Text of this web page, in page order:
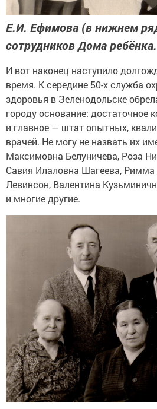
Е.И. Ефимова (в нижнем
сотрудников Дома
И вот наконец наступило
время. К середине 50-х служба
здоровья в Зеленодольске
городу основание: достаточное
и главное — штат опытных,
врачей. Не могу не назвать их
Максимовна Белуничева, Роза
Савия Илаловна Шагеева,
Левинсон, Валентина
и многие другие.